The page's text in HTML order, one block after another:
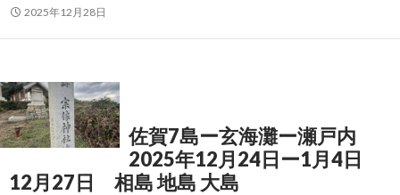
2025年12月28日
佐賀7島ー玄海灘ー瀬戸内
2025年12月24日ー1月4日
12月27日 相島 地島 大島